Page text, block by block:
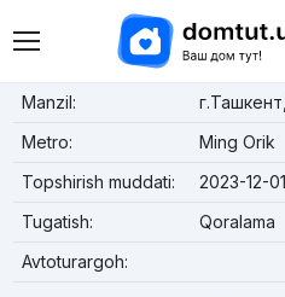
Manzil:
Metro:
Ming Orik
Topshirish muddati:
2023-12-01
Tugatish:
Qoralama
Avtoturargoh: